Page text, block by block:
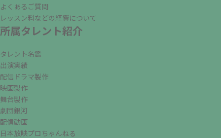
よくあるご質問
レッスン料などの経費について
所属タレント紹介
タレント名鑑
出演実績
配信ドラマ製作
映画製作
舞台製作
劇団銀河
配信動画
日本放映プロちゃんねる